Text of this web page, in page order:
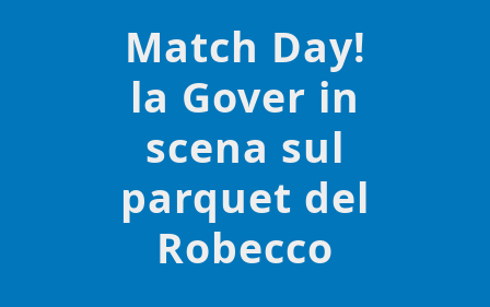
Match Day!
la Gover in
scena sul
parquet del
Robecco